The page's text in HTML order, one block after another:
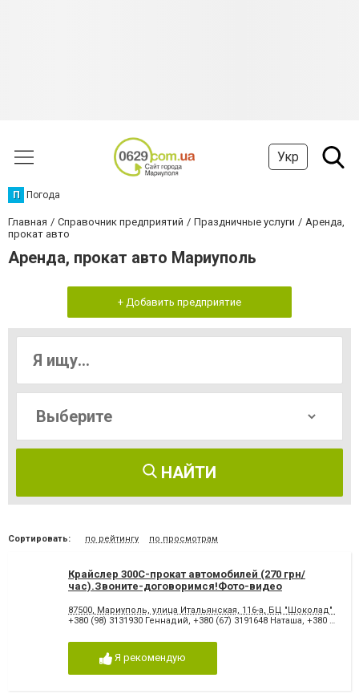
Укр
П Погода
Главная Справочник предприятий Праздничные услуги
Аренда,
прокат авто
Аренда, прокат авто Мариуполь
+ Добавить предприятие
НАЙТИ
Сортировать: по рейтингу по просмотрам
Крайслер 300С-прокат автомобилей (270 грн/
час).Звоните-договоримся!Фото-видео
87500, Мариуполь, улица Итальянская, 116-а, БЦ "Шоколад"
+380 (98) 3131930 Геннадий, +380 (67) 3191648 Наташа, +380 (98) 2892142 Лилия
Я рекомендую